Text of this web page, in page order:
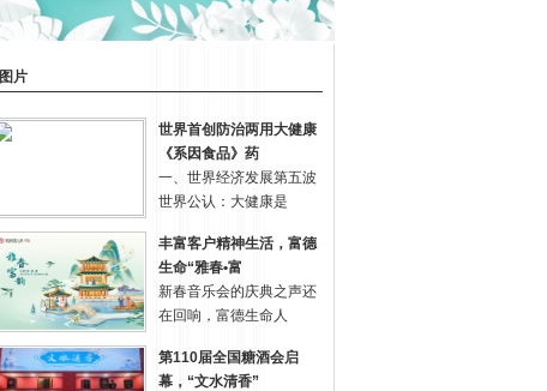
图片
世界首创防治两用大健康
《系因食品》药
一、世界经济发展第五波
世界公认：大健康是
丰富客户精神生活，富德
生命“雅春•富
新春音乐会的庆典之声还
在回响，富德生命人
第110届全国糖酒会启
幕，“文水清香”